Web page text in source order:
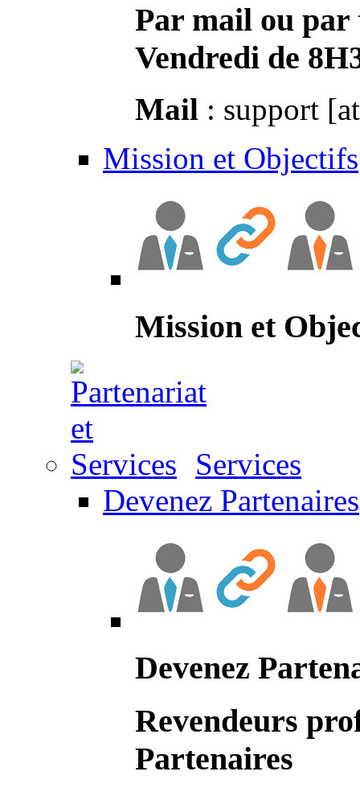
Par mail ou par
Vendredi de
Mail : support
Mission et Objectifs
Mission et
Services
Devenez Partenaires
Devenez
Revendeurs
Partenaires